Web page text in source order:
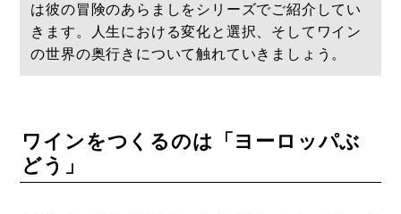
は彼の冒険のあらましをシリーズでご紹介してい
きます。人生における変化と選択、そしてワイン
の世界の奥行きについて触れていきましょう。
ワインをつくるのは「ヨーロッパぶ
どう」